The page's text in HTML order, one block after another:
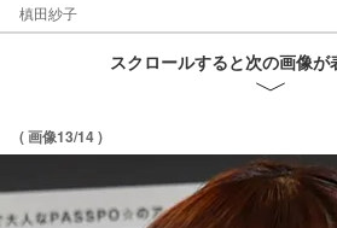
槙田紗子
スクロールすると次の画像が
( 画像13/14 )